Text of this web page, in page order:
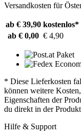
Versandkosten für
ab € 39,90 kostenlos*
ab € 0,00 € 4,90
* Diese Lieferkosten
können weitere
Eigenschaften der
du direkt in der
Hilfe & Support